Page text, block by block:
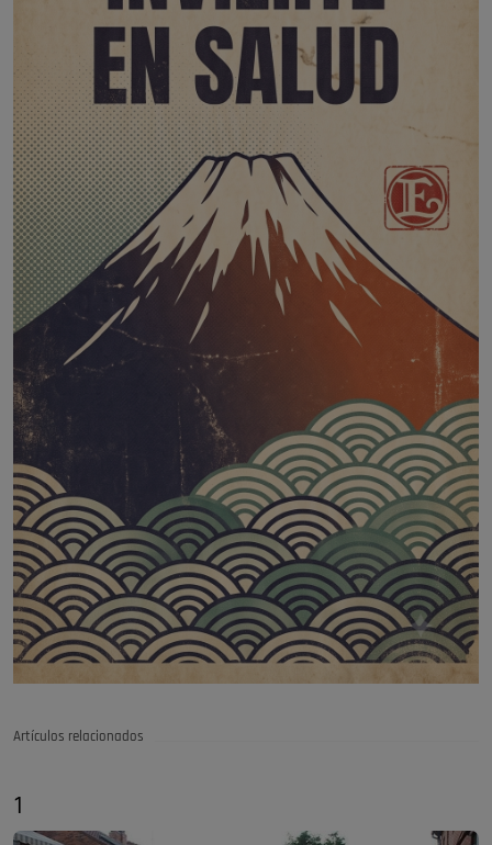
Artículos relacionados
1